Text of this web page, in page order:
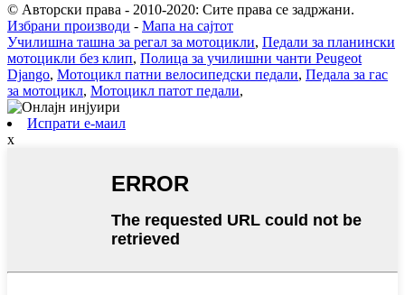
© Авторски права - 2010-2020: Сите права се задржани.
Избрани производи - Мапа на сајтот
Училишна ташна за регал за мотоцикли, Педали за планински
мотоцикли без клип, Полица за училишни чанти Peugeot
Django, Мотоцикл патни велосипедски педали, Педала за гас
за мотоцикл, Мотоцикл патот педали,
Испрати е-маил
x